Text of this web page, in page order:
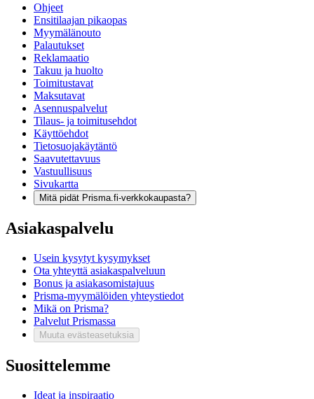
Ohjeet
Ensitilaajan pikaopas
Myymälänouto
Palautukset
Reklamaatio
Takuu ja huolto
Toimitustavat
Maksutavat
Asennuspalvelut
Tilaus- ja toimitusehdot
Käyttöehdot
Tietosuojakäytäntö
Saavutettavuus
Vastuullisuus
Sivukartta
Mitä pidät Prisma.fi-verkkokaupasta?
Asiakaspalvelu
Usein kysytyt kysymykset
Ota yhteyttä asiakaspalveluun
Bonus ja asiakasomistajuus
Prisma-myymälöiden yhteystiedot
Mikä on Prisma?
Palvelut Prismassa
Muuta evästeasetuksia
Suosittelemme
Ideat ja inspiraatio